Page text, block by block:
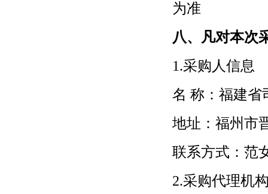
为准
八、凡对本次
1.采购人信息
名 称：福建省
地址：福州市
联系方式：范
2.采购代理机